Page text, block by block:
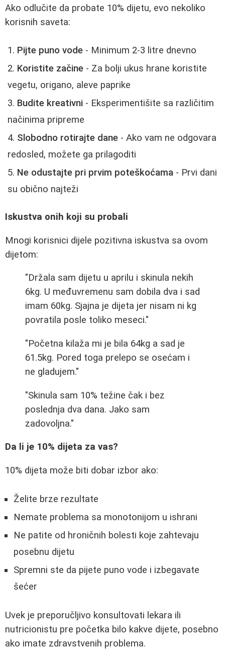
Ako odlučite da probate 10% dijetu, evo nekoliko
korisnih saveta:
Pijte puno vode - Minimum 2-3 litre dnevno
Koristite začine - Za bolji ukus hrane koristite
vegetu, origano, aleve paprike
Budite kreativni - Eksperimentišite sa različitim
načinima pripreme
Slobodno rotirajte dane - Ako vam ne odgovara
redosled, možete ga prilagoditi
Ne odustajte pri prvim poteškoćama - Prvi dani
su obično najteži
Iskustva onih koji su probali
Mnogi korisnici dijele pozitivna iskustva sa ovom
dijetom:
"Držala sam dijetu u aprilu i skinula nekih
6kg. U međuvremenu sam dobila dva i sad
imam 60kg. Sjajna je dijeta jer nisam ni kg
povratila posle toliko meseci."
"Početna kilaža mi je bila 64kg a sad je
61.5kg. Pored toga prelepo se osećam i
ne gladujem."
"Skinula sam 10% težine čak i bez
poslednja dva dana. Jako sam
zadovoljna."
Da li je 10% dijeta za vas?
10% dijeta može biti dobar izbor ako:
Želite brze rezultate
Nemate problema sa monotonijom u ishrani
Ne patite od hroničnih bolesti koje zahtevaju
posebnu dijetu
Spremni ste da pijete puno vode i izbegavate
šećer
Uvek je preporučljivo konsultovati lekara ili
nutricionistu pre početka bilo kakve dijete, posebno
ako imate zdravstvenih problema.